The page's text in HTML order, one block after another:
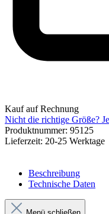
Kauf auf Rechnung
Nicht die richtige Größe?
Produktnummer: 95125
Lieferzeit: 20-25 Werktage
Beschreibung
Technische Daten